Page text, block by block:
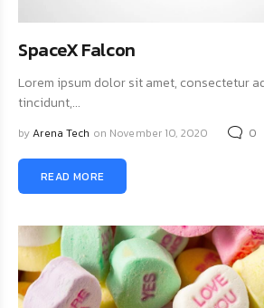
SpaceX Falcon
Lorem ipsum dolor sit amet, consectetur
tincidunt,...
byArena Tech on November 10, 2020 0
READ MORE